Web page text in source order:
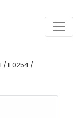
/ IE0254 /